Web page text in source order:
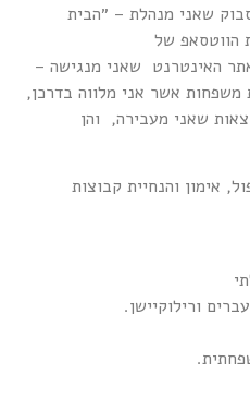
שאני מנהלת – ״הבית
73 קבוצות הווטסאפ של
האינטרנט שאני מנגישה –
משפחות אשר אני מלווה בדרכן,
שאני מעבירה, והן
שנים בטיפול, אימון והנחיית קבוצות
ורילוקיישן.